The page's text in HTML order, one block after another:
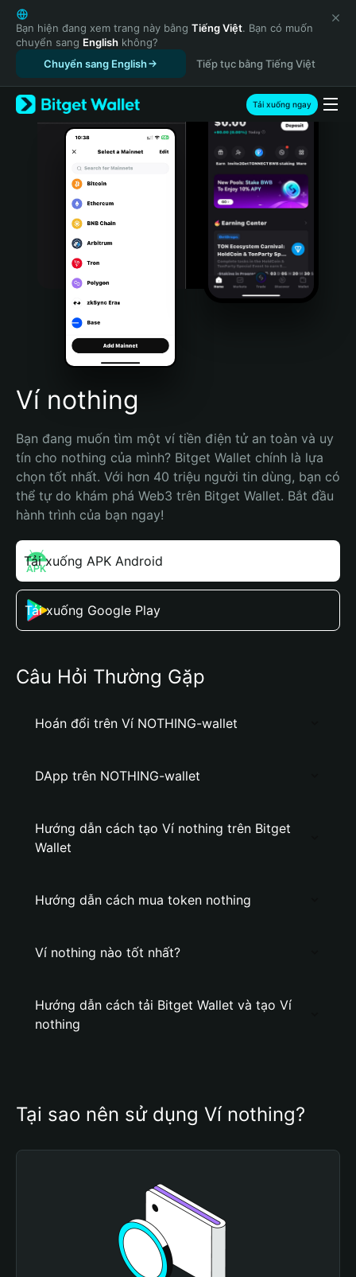
English
日本語
Tiếng Việt
Русский
Español (Latinoamérica)
Türkçe
Italiano
Português (Portugal)
Bahasa Indonesia
Português (Brasil)
Español (Argentina)
Bạn hiện đang xem trang này bằng Tiếng Việt. Bạn có muốn
chuyển sang English không?
Chuyển sang English
Tiếp tục bằng Tiếng Việt
Tải xuống ngay
Ví nothing
Bạn đang muốn tìm một ví tiền điện tử an toàn và uy
tín cho nothing của mình? Bitget Wallet chính là lựa
chọn tốt nhất. Với hơn 40 triệu người tin dùng, bạn có
thể tự do khám phá Web3 trên Bitget Wallet. Bắt đầu
hành trình của bạn ngay!
Tải xuống APK Android
Tải xuống Google Play
Câu Hỏi Thường Gặp
Hoán đổi trên Ví NOTHING-wallet
DApp trên NOTHING-wallet
Hướng dẫn cách tạo Ví nothing trên Bitget
Wallet
Hướng dẫn cách mua token nothing
Ví nothing nào tốt nhất?
Hướng dẫn cách tải Bitget Wallet và tạo Ví
nothing
Tại sao nên sử dụng Ví nothing?